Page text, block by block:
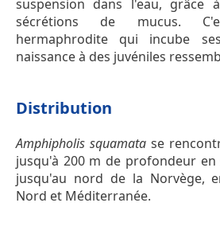
suspension dans l'eau, grâce
sécrétions de mucus.
hermaphrodite qui incube
naissance à des juvéniles
Distribution
Amphipholis squamata se
jusqu'à 200 m de profondeur
jusqu'au nord de la Norvège,
Nord et Méditerranée.